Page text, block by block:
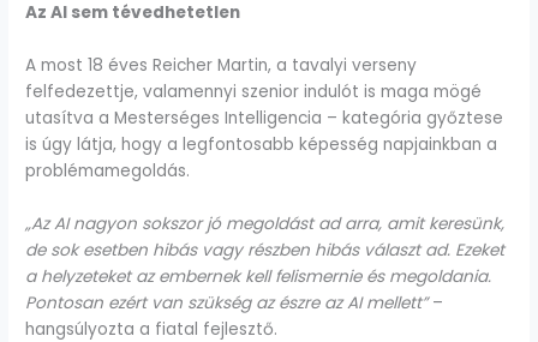
Az AI sem tévedhetetlen
A most 18 éves Reicher Martin, a tavalyi verseny
felfedezettje, valamennyi szenior indulót is maga mögé
utasítva a Mesterséges Intelligencia – kategória győztese
is úgy látja, hogy a legfontosabb képesség napjainkban a
problémamegoldás.
„Az AI nagyon sokszor jó megoldást ad arra, amit keresünk,
de sok esetben hibás vagy részben hibás választ ad. Ezeket
a helyzeteket az embernek kell felismernie és megoldania.
Pontosan ezért van szükség az észre az AI mellett”–
hangsúlyozta a fiatal fejlesztő.